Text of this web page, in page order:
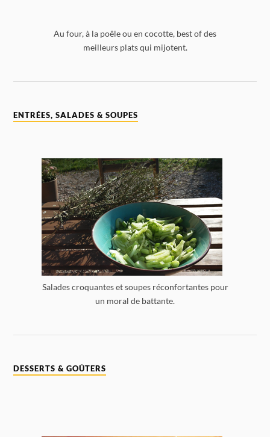
Au four, à la poêle ou en cocotte, best of des
meilleurs plats qui mijotent.
ENTRÉES, SALADES & SOUPES
Salades croquantes et soupes réconfortantes pour
un moral de battante.
DESSERTS & GOÛTERS